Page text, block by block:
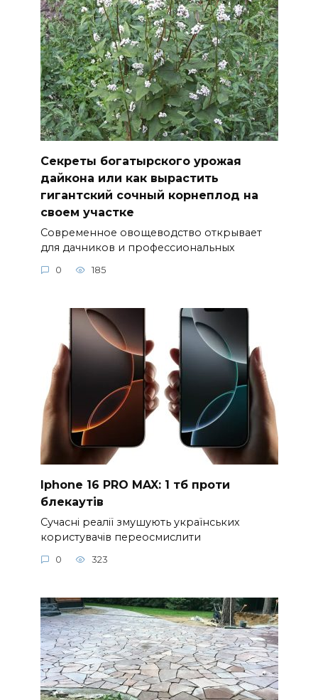
Секреты богатырского урожая
дайкона или как вырастить
гигантский сочный корнеплод на
своем участке
Современное овощеводство открывает
для дачников и профессиональных
0 185
Iphone 16 PRO MAX: 1 тб проти
блекаутів
Сучасні реалії змушують українських
користувачів переосмислити
0 323